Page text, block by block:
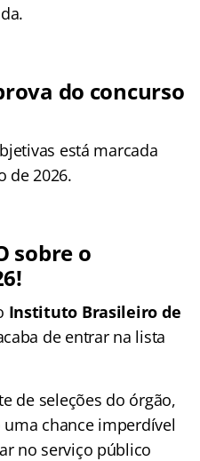
do concurso
está marcada
de 2026.
sobre o
Instituto Brasileiro de
de entrar na lista
de seleções do órgão,
chance imperdível
no serviço público